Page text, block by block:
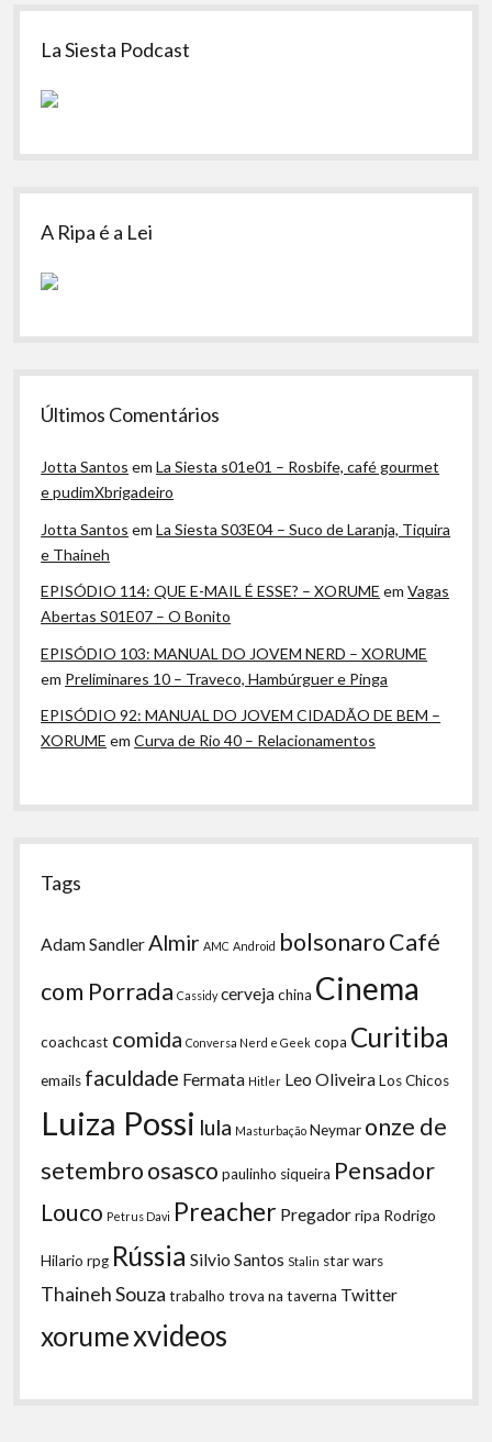
Sidebar
La Siesta Podcast
A Ripa é a Lei
Últimos Comentários
Jotta Santos emLa Siesta s01e01 – Rosbife, café gourmet
e pudimXbrigadeiro
Jotta Santos emLa Siesta S03E04 – Suco de Laranja, Tiquira
e Thaineh
EPISÓDIO 114: QUE E-MAIL É ESSE? – XORUME emVagas
Abertas S01E07 – O Bonito
EPISÓDIO 103: MANUAL DO JOVEM NERD – XORUME
em Preliminares 10 – Traveco, Hambúrguer e Pinga
EPISÓDIO 92: MANUAL DO JOVEM CIDADÃO DE BEM –
XORUME emCurva de Rio 40 – Relacionamentos
Tags
Adam Sandler Almir AMC Android bolsonaroCafé
com Porrada Cassidy cervejachina Cinema
coachcast comida Conversa Nerd e Geek copa Curitiba
emails faculdade Fermata Hitler Leo OliveiraLos Chicos
Luiza Possi lula Masturbação Neymar onze de
setembroosasco paulinho siqueira Pensador
Louco Petrus Davi Preacher Pregadorripa Rodrigo
Hilario rpg Rússia Silvio Santos Stalin star wars
Thaineh Souza trabalho trova na taverna Twitter
xorumexvideos